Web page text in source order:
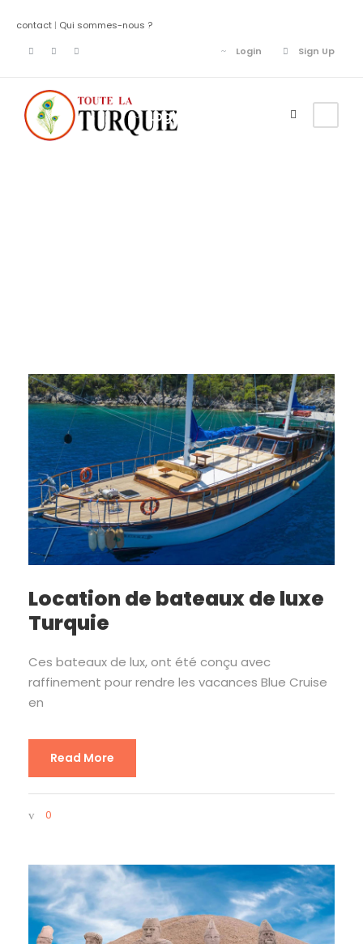
contact | Qui sommes-nous ?
Login
Sign Up
Login
Location de bateaux de luxe
Turquie
Ces bateaux de lux, ont été conçu avec
raffinement pour rendre les vacances Blue Cruise
en
Read More
0